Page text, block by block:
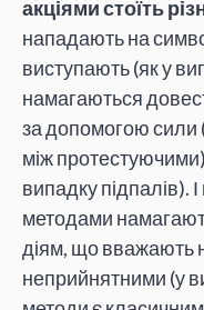
акціями стоїть
нападають на
виступають (як у
намагаються
за допомогою сили
між
випадку підпалів).
методами
діям, що вважають
неприйнятними (у